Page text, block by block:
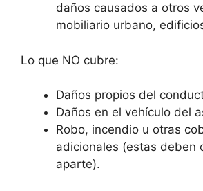
daños causados a otros
mobiliario urbano,
Lo que NO cubre:
Daños propios del
Daños en el vehículo del
Robo, incendio u otras
adicionales (estas deben
aparte).